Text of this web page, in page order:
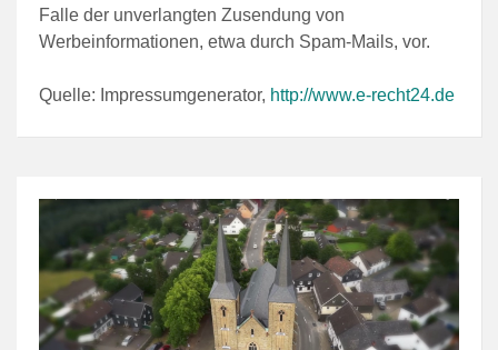
Falle der unverlangten Zusendung von
Werbeinformationen, etwa durch Spam-Mails, vor.
Quelle: Impressumgenerator, http://www.e-recht24.de